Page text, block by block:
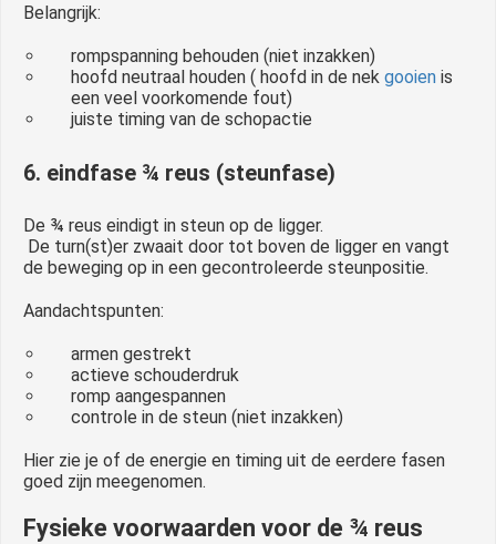
Belangrijk:
rompspanning behouden (niet inzakken)
hoofd neutraal houden ( hoofd in de nekgooien is
een veel voorkomende fout)
juiste timing van de schopactie
6. eindfase ¾ reus (steunfase)
De ¾ reus eindigt in steun op de ligger.
De turn(st)er zwaait door tot boven de ligger en vangt
de beweging op in een gecontroleerde steunpositie.
Aandachtspunten:
armen gestrekt
actieve schouderdruk
romp aangespannen
controle in de steun (niet inzakken)
Hier zie je of de energie en timing uit de eerdere fasen
goed zijn meegenomen.
Fysieke voorwaarden voor de ¾ reus